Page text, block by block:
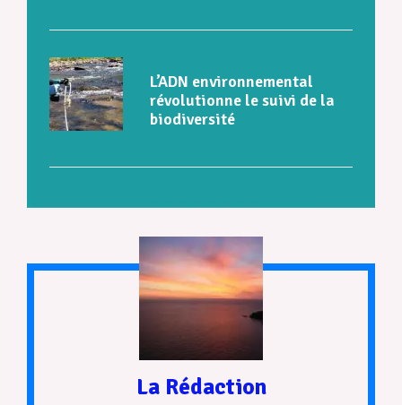
L’ADN environnemental
révolutionne le suivi de la
biodiversité
La Rédaction